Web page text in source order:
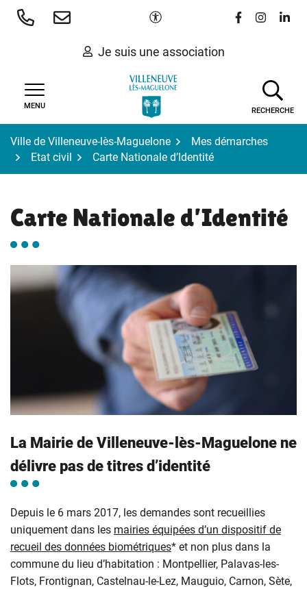
Aller
Paramètres d'accessibilité
Lien vers le
Lien vers
Lien
Je suis une association
MENU
RECHERCHE
Ville de Villeneuve-lès-Maguelone
Mes démarches
Etat civil
Carte Nationale d’Identité
Carte Nationale d’Identité
La Mairie de Villeneuve-lès-Maguelone ne
délivre pas de titres d’identité
Depuis le 6 mars 2017, les demandes sont recueillies
uniquement dans les mairies équipées d’un dispositif de
recueil des données biométriques* et non plus dans la
commune du lieu d’habitation : Montpellier, Palavas-les-
Flots, Frontignan, Castelnau-le-Lez, Mauguio, Carnon, Sète,